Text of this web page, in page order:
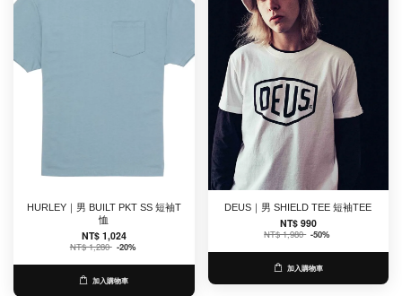
HURLEY｜男 BUILT PKT SS 短袖T
恤
NT$ 1,024
NT$ 1,280 -20%
加入購物車
DEUS｜男 SHIELD TEE 短袖TEE
NT$ 990
NT$ 1,980 -50%
加入購物車